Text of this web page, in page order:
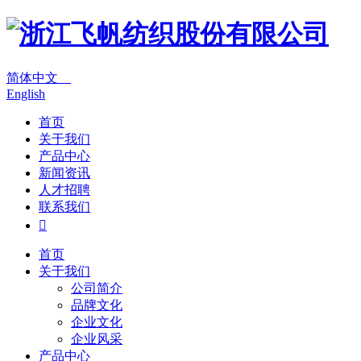
简体中文
English
首页
关于我们
产品中心
新闻资讯
人才招聘
联系我们

首页
关于我们
公司简介
品牌文化
企业文化
企业风采
产品中心